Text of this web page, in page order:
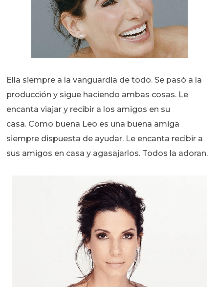
Ella siempre a la vanguardia de todo. Se pasó a la
producción y sigue haciendo ambas cosas. Le
encanta viajar y recibir a los amigos en su
casa. Como buena Leo es una buena amiga
siempre dispuesta de ayudar. Le encanta recibir a
sus amigos en casa y agasajarlos. Todos la adoran.